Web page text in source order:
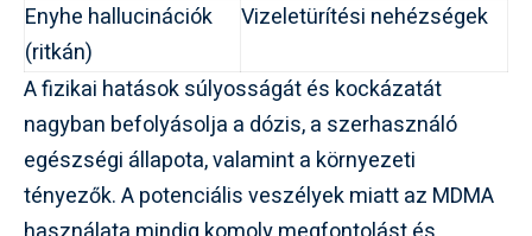
Enyhe hallucinációk
(ritkán)
Vizeletürítési nehézségek
A fizikai hatások súlyosságát és kockázatát
nagyban befolyásolja a dózis, a szerhasználó
egészségi állapota, valamint a környezeti
tényezők. A potenciális veszélyek miatt az MDMA